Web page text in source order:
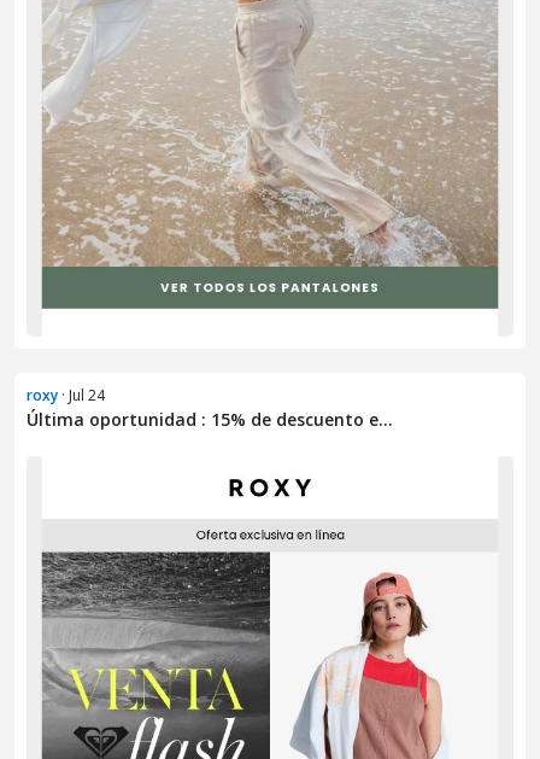
roxy · Jul 24
Última oportunidad : 15% de descuento e...